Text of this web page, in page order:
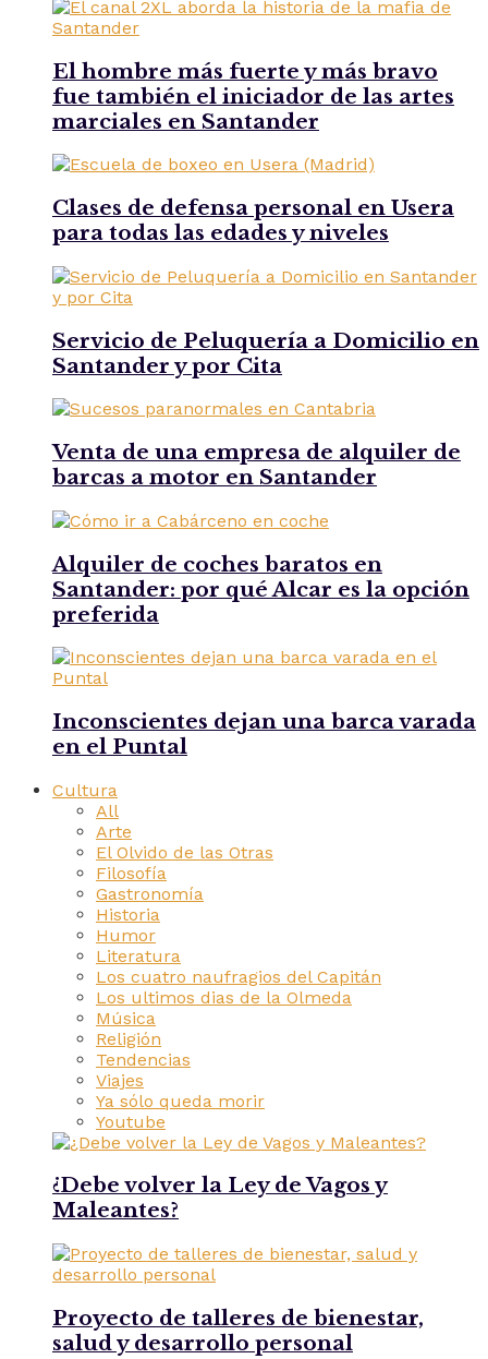
El hombre más fuerte y más bravo
fue también el iniciador de las artes
marciales en Santander
Clases de defensa personal en Usera
para todas las edades y niveles
Servicio de Peluquería a Domicilio en
Santander y por Cita
Venta de una empresa de alquiler de
barcas a motor en Santander
Alquiler de coches baratos en
Santander: por qué Alcar es la opción
preferida
Inconscientes dejan una barca varada
en el Puntal
Cultura
All
Arte
El Olvido de las Otras
Filosofía
Gastronomía
Historia
Humor
Literatura
Los cuatro naufragios del Capitán
Los ultimos dias de la Olmeda
Música
Religión
Tendencias
Viajes
Ya sólo queda morir
Youtube
¿Debe volver la Ley de Vagos y
Maleantes?
Proyecto de talleres de bienestar,
salud y desarrollo personal